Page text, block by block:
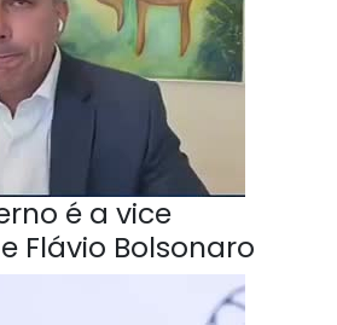
é a vice
Flávio Bolsonaro